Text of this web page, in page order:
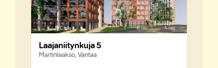
Laajaniitynkuja 5
Martinlaakso, Vantaa